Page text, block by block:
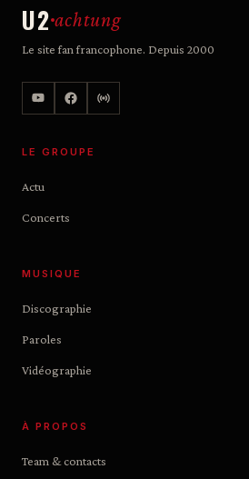
U2 achtung
Le site fan francophone. Depuis 2000
LE GROUPE
Actu
Concerts
MUSIQUE
Discographie
Paroles
Vidéographie
À PROPOS
Team & contacts